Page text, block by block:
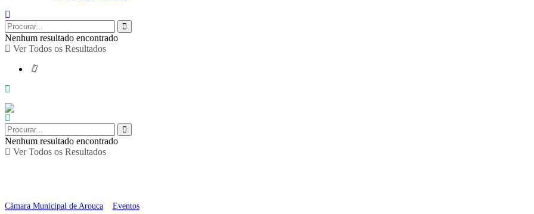
Nenhum resultado encontrado
Ver Todos os Resultados
Nenhum resultado encontrado
Ver Todos os Resultados
Câmara Municipal de Arouca Eventos